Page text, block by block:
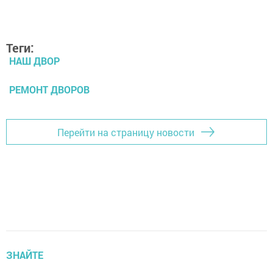
Теги:
НАШ ДВОР
РЕМОНТ ДВОРОВ
Перейти на страницу новости
ЗНАЙТЕ